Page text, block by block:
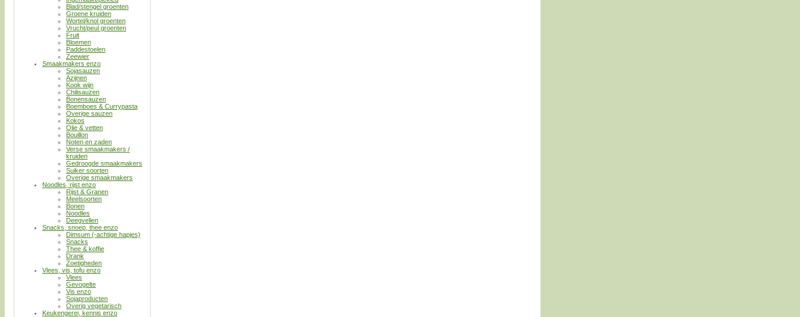
Blad/stengel groenten
Groene kruiden
Wortel/knol groenten
Vrucht/peul groenten
Fruit
Bloemen
Paddestoelen
Zeewier
Smaakmakers enzo
Sojasauzen
Azijnen
Kook wijn
Chilisauzen
Bonensauzen
Boemboes & Currypasta
Overige sauzen
Kokos
Olie & vetten
Bouillon
Noten en zaden
Verse smaakmakers /
kruiden
Gedroogde smaakmakers
Suiker soorten
Overige smaakmakers
Noodles, rijst enzo
Rijst & Granen
Meelsoorten
Bonen
Noodles
Deegvellen
Snacks, snoep, thee enzo
Dimsum (-achtige hapjes)
Snacks
Thee & koffie
Drank
Zoetigheden
Vlees, vis, tofu enzo
Vlees
Gevogelte
Vis enzo
Sojaproducten
Overig vegetarisch
Keukengerei, kennis enzo